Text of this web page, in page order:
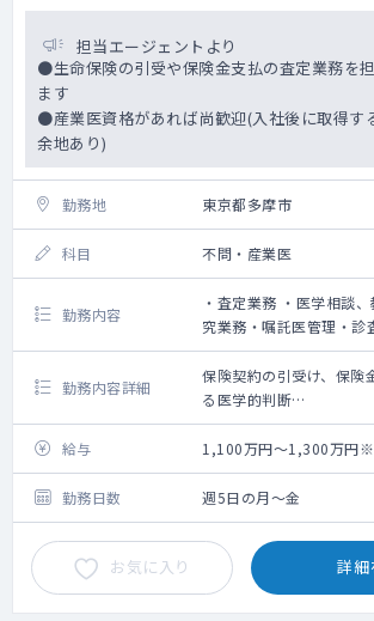
担当エージェントより
●生命保険の引受や保険金支払の査定業務を
ます
●産業医資格があれば尚歓迎(入社後に取得す
余地あり)
勤務地 東京都多摩市
科目 不問・産業医
勤務内容
・査定業務 ・医学相談
究業務・嘱託医管理・診
勤務内容詳細
保険契約の引受け、保険
る医学的判断
生命保険に関わる医学的
職員に対する医学的教育
（入社後資格取得でも相
給与 1,100万円～1,300万円※
勤務日数 週5日の月～金
お気に入り 詳細